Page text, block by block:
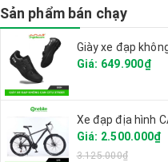
Sản phẩm bán chạy
Giá: 649.900₫
Giá: 2.500.000₫
3.125.000₫